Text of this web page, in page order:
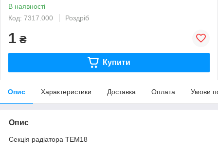
В наявності
Код: 7317.000
Роздріб
1 ₴
Купити
Опис Характеристики Доставка Оплата Умови
Опис
Секція радіатора ТЕМ18